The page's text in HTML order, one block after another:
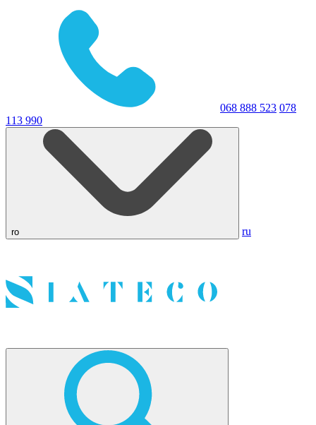
068 888 523 078
113 990
ro ru